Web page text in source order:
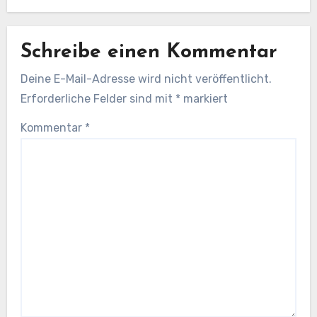
Schreibe einen Kommentar
Deine E-Mail-Adresse wird nicht veröffentlicht.
Erforderliche Felder sind mit * markiert
Kommentar *